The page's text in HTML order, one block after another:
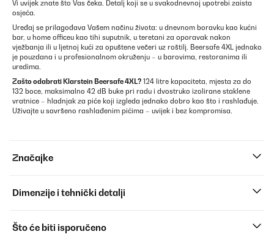
Vi uvijek znate što Vas čeka. Detalj koji se u svakodnevnoj upotrebi zaista
osjeća.
Uređaj se prilagođava Vašem načinu života: u dnevnom boravku kao kućni
bar, u home officeu kao tihi suputnik, u teretani za oporavak nakon
vježbanja ili u ljetnoj kući za opuštene večeri uz roštilj. Beersafe 4XL jednako
je pouzdana i u profesionalnom okruženju – u barovima, restoranima ili
uredima.
Zašto odabrati Klarstein Beersafe 4XL? 124 litre kapaciteta, mjesta za do
132 boce, maksimalno 42 dB buke pri radu i dvostruko izolirane staklene
vratnice – hladnjak za piće koji izgleda jednako dobro kao što i rashlađuje.
Uživajte u savršeno rashlađenim pićima – uvijek i bez kompromisa.
Značajke
Dimenzije i tehnički detalji
Što će biti isporučeno